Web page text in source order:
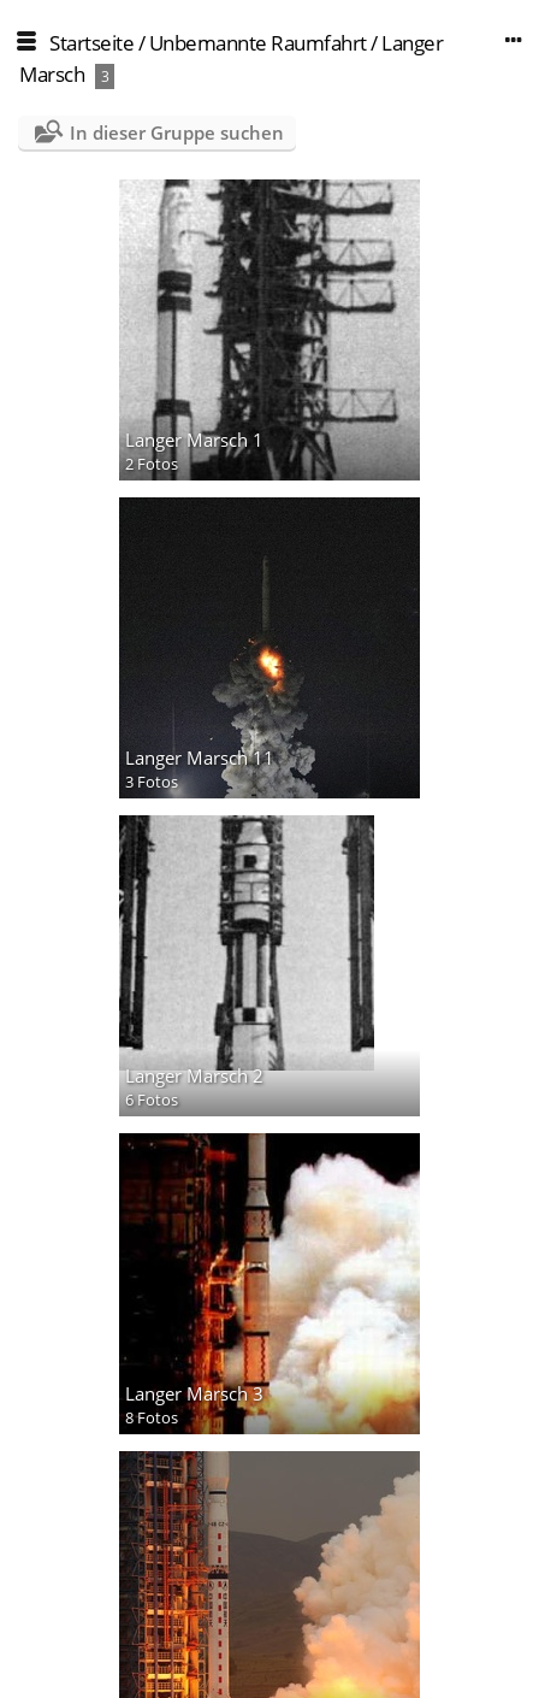
Startseite/Unbemannte Raumfahrt/Langer
Marsch
3
In dieser Gruppe suchen
Langer Marsch 1
2 Fotos
Langer Marsch 11
3 Fotos
Langer Marsch 2
6 Fotos
Langer Marsch 3
8 Fotos